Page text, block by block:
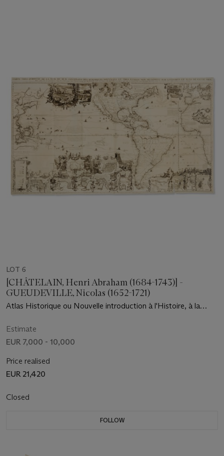
LOT 6
[CHÂTELAIN, Henri Abraham (1684-1743)] -
GUEUDEVILLE, Nicolas (1652-1721)
Atlas Historique ou Nouvelle introduction à l'Histoire, à la
nouvelles cartes. Amsterdam : L'Honoré & Chatelain, 1708-
1720.
Estimate
EUR 7,000 - 10,000
Price realised
EUR 21,420
Closed
FOLLOW